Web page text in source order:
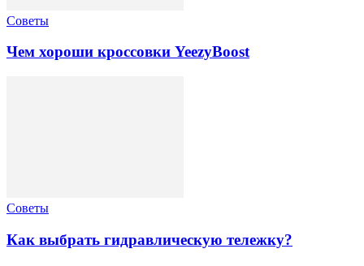
Советы
Чем хороши кроссовки YeezyBoost
Советы
Как выбрать гидравлическую тележку?